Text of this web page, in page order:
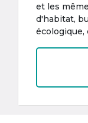
et les
d'habitat,
écologique,